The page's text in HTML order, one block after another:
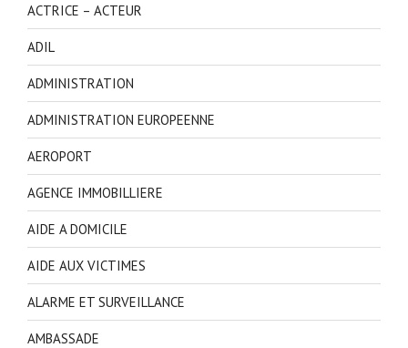
ACTRICE – ACTEUR
ADIL
ADMINISTRATION
ADMINISTRATION EUROPEENNE
AEROPORT
AGENCE IMMOBILLIERE
AIDE A DOMICILE
AIDE AUX VICTIMES
ALARME ET SURVEILLANCE
AMBASSADE